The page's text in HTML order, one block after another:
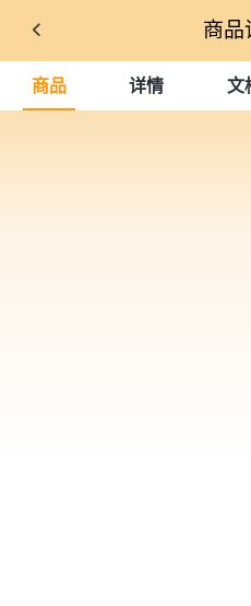
商品
商品 详情 文